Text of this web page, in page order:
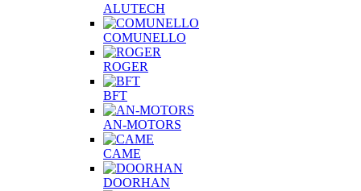
ALUTECH
COMUNELLO
ROGER
BFT
AN-MOTORS
CAME
DOORHAN